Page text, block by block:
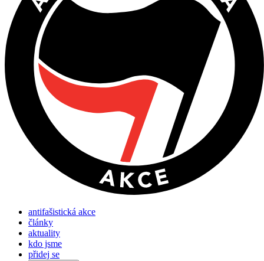
antifašistická akce
články
aktuality
kdo jsme
přidej se